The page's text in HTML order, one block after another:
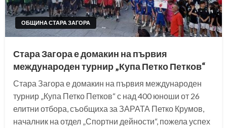
ОБЩИНА СТАРА ЗАГОРА
Стара Загора е домакин на първия
международен турнир „Купа Петко Петков“
Стара Загора е домакин на първия международен
турнир „Купа Петко Петков“ с над 400 юноши от 26
елитни отбора, съобщиха за ЗАРАТА Петко Крумов,
началник на отдел „Спортни дейности“, пожела успех